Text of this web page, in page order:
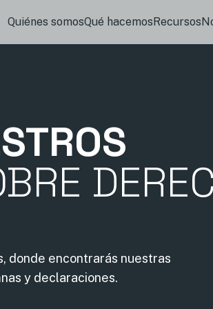
Quiénes somosQué hacemosRecursos
donde encontrarás nuestras
y declaraciones.